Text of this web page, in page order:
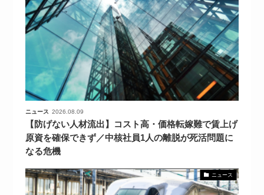
セミナー
【9/30開催】AIで何でもできる時
代に、なぜ「DX人財」というキ
ャリアが求められるのか
2026-08-07
ニュース 2026.08.09
【防げない人材流出】コスト高・価格転嫁難で賃上げ
原資を確保できず／中核社員1人の離脱が死活問題に
なる危機
ニュース